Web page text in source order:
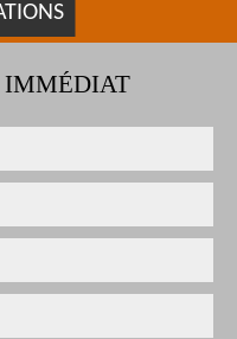
IMMÉDIAT